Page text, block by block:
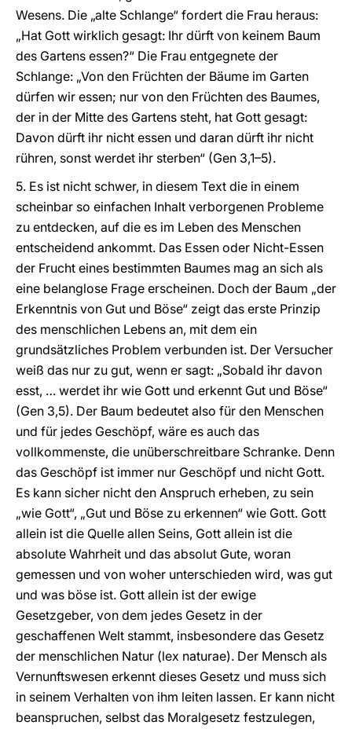
Wesens. Die „alte Schlange“ fordert die Frau heraus:
„Hat Gott wirklich gesagt: Ihr dürft von keinem Baum
des Gartens essen?“ Die Frau entgegnete der
Schlange: „Von den Früchten der Bäume im Garten
dürfen wir essen; nur von den Früchten des Baumes,
der in der Mitte des Gartens steht, hat Gott gesagt:
Davon dürft ihr nicht essen und daran dürft ihr nicht
rühren, sonst werdet ihr sterben“ (Gen 3,1–5).
5. Es ist nicht schwer, in diesem Text die in einem
scheinbar so einfachen Inhalt verborgenen Probleme
zu entdecken, auf die es im Leben des Menschen
entscheidend ankommt. Das Essen oder Nicht-Essen
der Frucht eines bestimmten Baumes mag an sich als
eine belanglose Frage erscheinen. Doch der Baum „der
Erkenntnis von Gut und Böse“ zeigt das erste Prinzip
des menschlichen Lebens an, mit dem ein
grundsätzliches Problem verbunden ist. Der Versucher
weiß das nur zu gut, wenn er sagt: „Sobald ihr davon
esst, … werdet ihr wie Gott und erkennt Gut und Böse“
(Gen 3,5). Der Baum bedeutet also für den Menschen
und für jedes Geschöpf, wäre es auch das
vollkommenste, die unüberschreitbare Schranke. Denn
das Geschöpf ist immer nur Geschöpf und nicht Gott.
Es kann sicher nicht den Anspruch erheben, zu sein
„wie Gott“, „Gut und Böse zu erkennen“ wie Gott. Gott
allein ist die Quelle allen Seins, Gott allein ist die
absolute Wahrheit und das absolut Gute, woran
gemessen und von woher unterschieden wird, was gut
und was böse ist. Gott allein ist der ewige
Gesetzgeber, von dem jedes Gesetz in der
geschaffenen Welt stammt, insbesondere das Gesetz
der menschlichen Natur (lex naturae). Der Mensch als
Vernunftswesen erkennt dieses Gesetz und muss sich
in seinem Verhalten von ihm leiten lassen. Er kann nicht
beanspruchen, selbst das Moralgesetz festzulegen,